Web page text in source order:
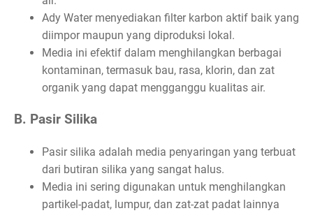
Ady Water menyediakan filter karbon aktif baik yang
diimpor maupun yang diproduksi lokal.
Media ini efektif dalam menghilangkan berbagai
kontaminan, termasuk bau, rasa, klorin, dan zat
organik yang dapat mengganggu kualitas air.
B. Pasir Silika
Pasir silika adalah media penyaringan yang terbuat
dari butiran silika yang sangat halus.
Media ini sering digunakan untuk menghilangkan
partikel-padat, lumpur, dan zat-zat padat lainnya